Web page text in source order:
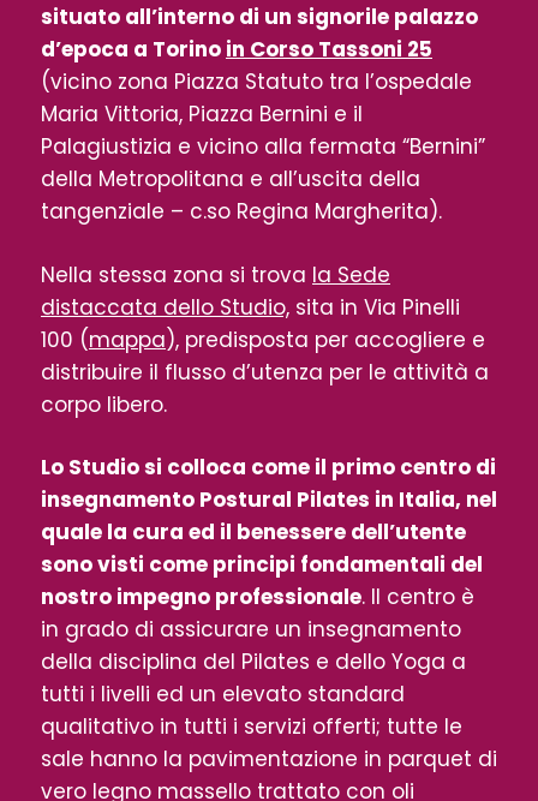
situato all’interno di un signorile palazzo
d’epoca a Torino in Corso Tassoni 25
(vicino zona Piazza Statuto tra l’ospedale
Maria Vittoria, Piazza Bernini e il
Palagiustizia e vicino alla fermata “Bernini”
della Metropolitana e all’uscita della
tangenziale – c.so Regina Margherita).
Nella stessa zona si trova la Sede
distaccata dello Studio, sita in Via Pinelli
100 (mappa), predisposta per accogliere e
distribuire il flusso d’utenza per le attività a
corpo libero.
Lo Studio si colloca come il primo centro di
insegnamento Postural Pilates in Italia, nel
quale la cura ed il benessere dell’utente
sono visti come principi fondamentali del
nostro impegno professionale. Il centro è
in grado di assicurare un insegnamento
della disciplina del Pilates e dello Yoga a
tutti i livelli ed un elevato standard
qualitativo in tutti i servizi offerti; tutte le
sale hanno la pavimentazione in parquet di
vero legno massello trattato con oli